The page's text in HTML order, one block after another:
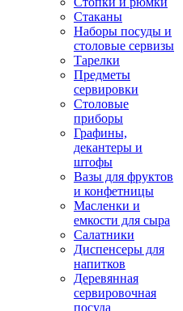
Стаканы
Наборы посуды и
столовые сервизы
Тарелки
Предметы
сервировки
Столовые
приборы
Графины,
декантеры и
штофы
Вазы для фруктов
и конфетницы
Масленки и
емкости для сыра
Салатники
Диспенсеры для
напитков
Деревянная
сервировочная
посуда